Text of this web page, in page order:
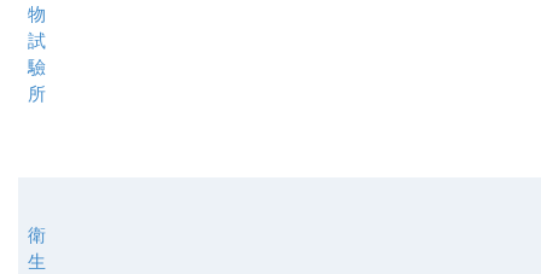
物
試
驗
所
衛
生